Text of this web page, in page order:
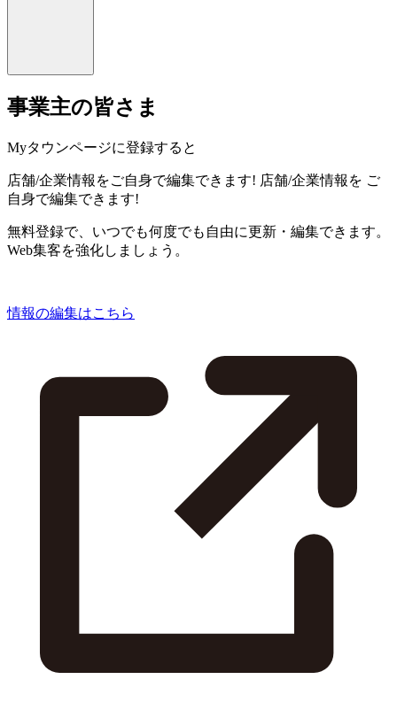
事業主の皆さま
Myタウンページに登録すると
店舗/企業情報をご自身で編集できます! 店舗/企業情報を ご
自身で編集できます!
無料登録で、いつでも何度でも自由に更新・編集できます。
Web集客を強化しましょう。
情報の編集はこちら